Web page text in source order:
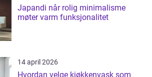
Japandi når rolig minimalisme
møter varm funksjonalitet
14 april 2026
Hvordan velge kjøkkenvask som